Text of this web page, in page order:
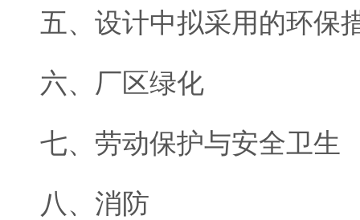
五、设计中拟采用的环保
六、厂区绿化
七、劳动保护与安全卫生
八、消防